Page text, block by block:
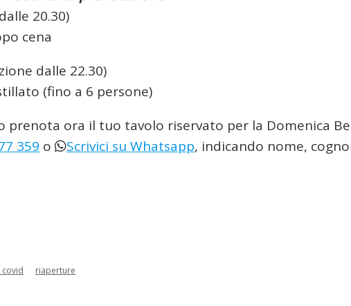
20.30)
cena
dalle 22.30)
(fino a 6 persone)
prenota ora il tuo tavolo riservato per la Domenica
359 o Scrivici su Whatsapp, indicando nome,
riaperture